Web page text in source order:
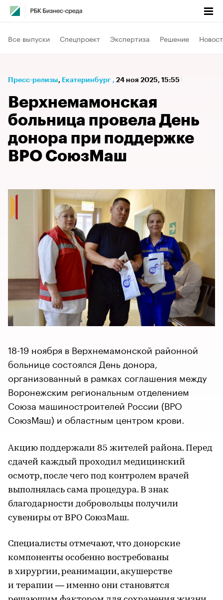
Все выпуски Спецпроект Экспертиза Решение
Пресс-релизы⁠, Екатеринбург , 24 ноя 2025, 15:55
Верхнемамонская
больница провела День
донора при поддержке
ВРО СоюзМаш
18-19 ноября в Верхнемамонской районной
больнице состоялся День донора,
организованный в рамках соглашения между
Воронежским региональным отделением
Союза машиностроителей России (ВРО
СоюзМаш) и областным центром крови.
Акцию поддержали 85 жителей района. Перед
сдачей каждый проходил медицинский
осмотр, после чего под контролем врачей
выполнялась сама процедура. В знак
благодарности добровольцы получили
сувениры от ВРО СоюзМаш.
Специалисты отмечают, что донорские
компоненты особенно востребованы
в хирургии, реанимации, акушерстве
и терапии — именно они становятся